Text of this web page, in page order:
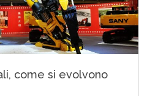
come si evolvono